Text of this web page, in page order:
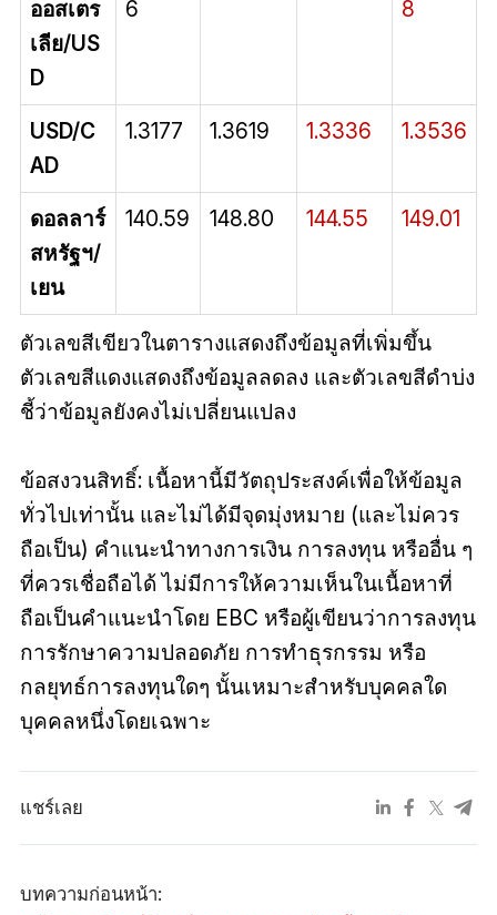
ออสเตร
เลีย/US
D
6
8
USD/C
AD
1.3177 1.3619 1.3336 1.3536
ดอลลาร์
สหรัฐฯ/
เยน
140.59 148.80 144.55 149.01
ตัวเลขสีเขียวในตารางแสดงถึงข้อมูลที่เพิ่มขึ้น
ตัวเลขสีแดงแสดงถึงข้อมูลลดลง และตัวเลขสีดำบ่ง
ชี้ว่าข้อมูลยังคงไม่เปลี่ยนแปลง
ข้อสงวนสิทธิ์: เนื้อหานี้มีวัตถุประสงค์เพื่อให้ข้อมูล
ทั่วไปเท่านั้น และไม่ได้มีจุดมุ่งหมาย (และไม่ควร
ถือเป็น) คำแนะนำทางการเงิน การลงทุน หรืออื่น ๆ
ที่ควรเชื่อถือได้ ไม่มีการให้ความเห็นในเนื้อหาที่
ถือเป็นคำแนะนำโดย EBC หรือผู้เขียนว่าการลงทุน
การรักษาความปลอดภัย การทำธุรกรรม หรือ
กลยุทธ์การลงทุนใดๆ นั้นเหมาะสำหรับบุคคลใด
บุคคลหนึ่งโดยเฉพาะ
แชร์เลย
บทความก่อนหน้า: